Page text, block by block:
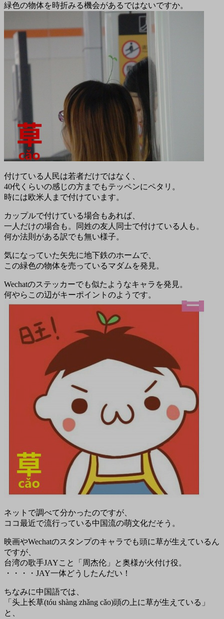
緑色の物体を時折みる機会があるではないですか。
付けている人民は若者だけではなく、
40代くらいの感じの方までもテッペンにペタリ。
時には欧米人まで付けています。
カップルで付けている場合もあれば、
一人だけの場合も。同姓の友人同士で付けている人も。
何か法則がある訳でも無い様子。
気になっていた矢先に地下鉄のホームで、
この緑色の物体を売っているマダムを発見。
Wechatのステッカーでも似たようなキャラを発見。
何やらこの辺がキーポイントのようです。
ネットで調べて分かったのですが、
ココ最近で流行っている中国流の萌文化だそう。
映画やWechatのスタンプのキャラでも頭に草が生えているん
ですが、
台湾の歌手JAYこと「周杰伦」と奥様が火付け役。
・・・・JAY一体どうしたんだい！
ちなみに中国語では、
「头上长草(tóu shàng zhǎng cǎo)頭の上に草が生えている」
と、